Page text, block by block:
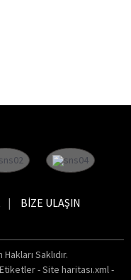
BIZE ULAŞIN
Saklıdır.
-Site haritası.xml-